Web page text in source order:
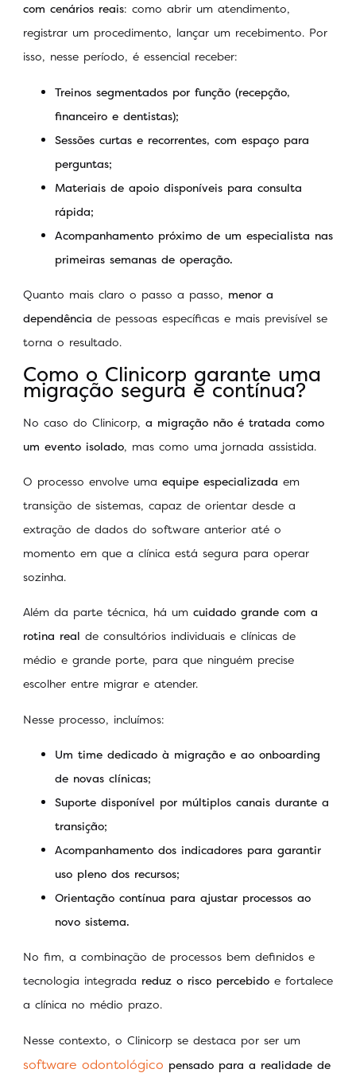
com cenários reais: como abrir um atendimento,
registrar um procedimento, lançar um recebimento. Por
isso, nesse período, é essencial receber:
Treinos segmentados por função (recepção,
financeiro e dentistas);
Sessões curtas e recorrentes, com espaço para
perguntas;
Materiais de apoio disponíveis para consulta
rápida;
Acompanhamento próximo de um especialista nas
primeiras semanas de operação.
Quanto mais claro o passo a passo, menor a
dependência de pessoas específicas e mais previsível se
torna o resultado.
Como o Clinicorp garante uma
migração segura e contínua?
No caso do Clinicorp, a migração não é tratada como
um evento isolado, mas como uma jornada assistida.
O processo envolve uma equipe especializada em
transição de sistemas, capaz de orientar desde a
extração de dados do software anterior até o
momento em que a clínica está segura para operar
sozinha.
Além da parte técnica, há um cuidado grande com a
rotina real de consultórios individuais e clínicas de
médio e grande porte, para que ninguém precise
escolher entre migrar e atender.
Nesse processo, incluímos:
Um time dedicado à migração e ao onboarding
de novas clínicas;
Suporte disponível por múltiplos canais durante a
transição;
Acompanhamento dos indicadores para garantir
uso pleno dos recursos;
Orientação contínua para ajustar processos ao
novo sistema.
No fim, a combinação de processos bem definidos e
tecnologia integrada reduz o risco percebido e fortalece
a clínica no médio prazo.
Nesse contexto, o Clinicorp se destaca por ser um
software odontológico pensado para a realidade de